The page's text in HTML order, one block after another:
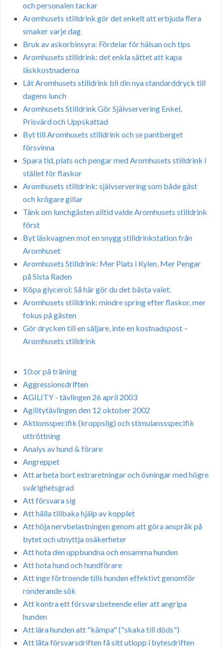
och personalen tackar
Aromhusets stilldrink gör det enkelt att erbjuda flera
smaker varje dag
Bruk av askorbinsyra: Fördelar för hälsan och tips
Aromhusets stilldrink: det enkla sättet att kapa
läskkostnaderna
Låt Aromhusets stilldrink bli din nya standarddryck till
dagens lunch
Aromhusets Stilldrink Gör Självservering Enkel,
Prisvärd och Uppskattad
Byt till Aromhusets stilldrink och se pantberget
försvinna
Spara tid, plats och pengar med Aromhusets stilldrink i
stället för flaskor
Aromhusets stilldrink: självservering som både gäst
och krögare gillar
Tänk om lunchgästen alltid valde Aromhusets stilldrink
först
Byt läskvagnen mot en snygg stilldrinkstation från
Aromhuset
Aromhusets Stilldrink: Mer Plats i Kylen, Mer Pengar
på Sista Raden
Köpa glycerol: Så här gör du det bästa valet.
Aromhusets stilldrink: mindre spring efter flaskor, mer
fokus på gästen
Gör drycken till en säljare, inte en kostnadspost –
Aromhusets stilldrink
10:or på träning
Aggressionsdriften
AGILITY - tävlingen 26 april 2003
Agilitytävlingen den 12 oktober 2002
Aktionsspecifik (kroppslig) och stimulanssspecifik
uttröttning
Analys av hund & förare
Angreppet
Att arbeta bort extraretningar och övningar med högre
svårighetsgrad
Att försvara sig
Att hålla tillbaka hjälp av kopplet
Att höja nervbelastningen genom att göra anspråk på
bytet och utnyttja osäkerheter
Att hota den uppbundna och ensamma hunden
Att hota hund och hundförare
Att inge förtroende tills hunden effektivt genomför
ronderande sök
Att kontra ett försvarsbeteende eller att angripa
hunden
Att lära hunden att "kämpa" ("skaka till döds")
Att låta försvarsdriften få sitt utlopp i bytesdriften